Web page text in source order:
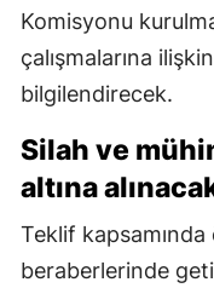
Komisyonu
çalışmalarına
bilgilendirecek.
Silah ve
altına
Teklif kapsamında
beraberlerinde